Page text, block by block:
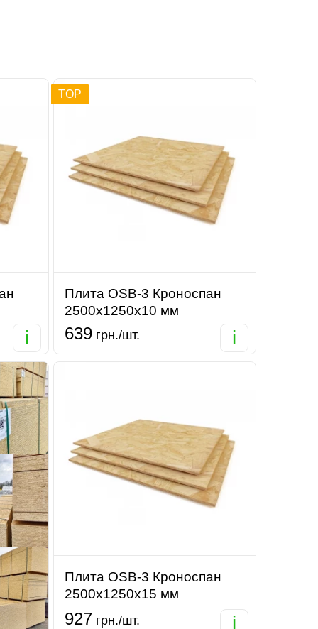
i
TOP
Плита OSB-3 Кроноспан
2500х1250х10 мм
639грн./шт. i
Плита OSB-3 Кроноспан
2500х1250х15 мм
927 грн./шт. i